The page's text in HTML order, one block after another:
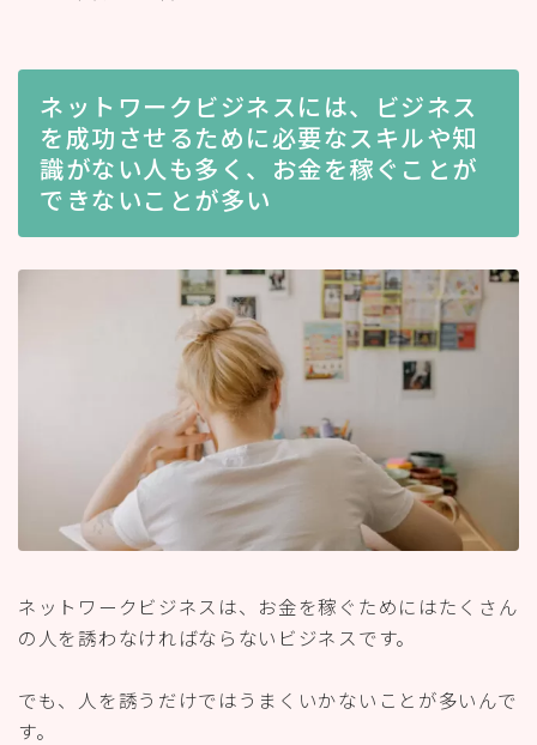
ネットワークビジネスには、ビジネス
を成功させるために必要なスキルや知
識がない人も多く、お金を稼ぐことが
できないことが多い
ネットワークビジネスは、お金を稼ぐためにはたくさん
の人を誘わなければならないビジネスです。
でも、人を誘うだけではうまくいかないことが多いんで
す。